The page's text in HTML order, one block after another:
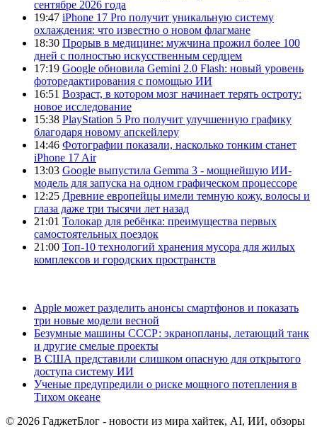
сентябре 2026 года
19:47 iPhone 17 Pro получит уникальную систему
охлаждения: что известно о новом флагмане
18:30 Прорыв в медицине: мужчина прожил более 100
дней с полностью искусственным сердцем
17:19 Google обновила Gemini 2.0 Flash: новый уровень
фоторедактирования с помощью ИИ
16:51 Возраст, в котором мозг начинает терять остроту:
новое исследование
15:38 PlayStation 5 Pro получит улучшенную графику
благодаря новому апскейлеру
14:46 Фотографии показали, насколько тонким станет
iPhone 17 Air
13:03 Google выпустила Gemma 3 - мощнейшую ИИ-
модель для запуска на одном графическом процессоре
12:25 Древние европейцы имели темную кожу, волосы и
глаза даже три тысячи лет назад
21:01 Толокар для ребёнка: преимущества первых
самостоятельных поездок
21:00 Топ-10 технологий хранения мусора для жилых
комплексов и городских пространств
Apple может разделить анонсы смартфонов и показать
три новые модели весной
Безумные машины СССР: экранопланы, летающий танк
и другие смелые проекты
В США представили слишком опасную для открытого
доступа систему ИИ
Ученые предупредили о риске мощного потепления в
Тихом океане
© 2026 ГаджетБлог - новости из мира хайтек, AI, ИИ, обзоры